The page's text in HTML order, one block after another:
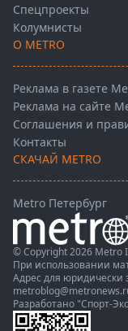
Спецпроекты
Колумнисты
О METRO
Реклама в газете
Реклама на сайте
Соглашения и
Контакты
СКАЧАЙ METRO
Metro Петербург
© Copyright 2026 Metro
При использовании
Адрес для
Разработано "Спорт-